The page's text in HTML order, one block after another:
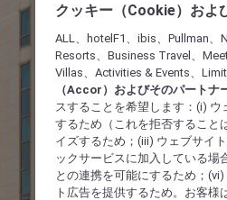
クッキー（Cookie）およ
ALL、hotelF1、ibis、Pullman
Resorts、Business Travel、
Villas、Activities & Events、
（Accor）およびそのパートナ
スすることを希望します：(i)
するため（これを拒否すること
イズするため；(iii) ウェブサイ
ックサービスに加入している場
との連携を可能にするため；
ト広告を提供するため。お客